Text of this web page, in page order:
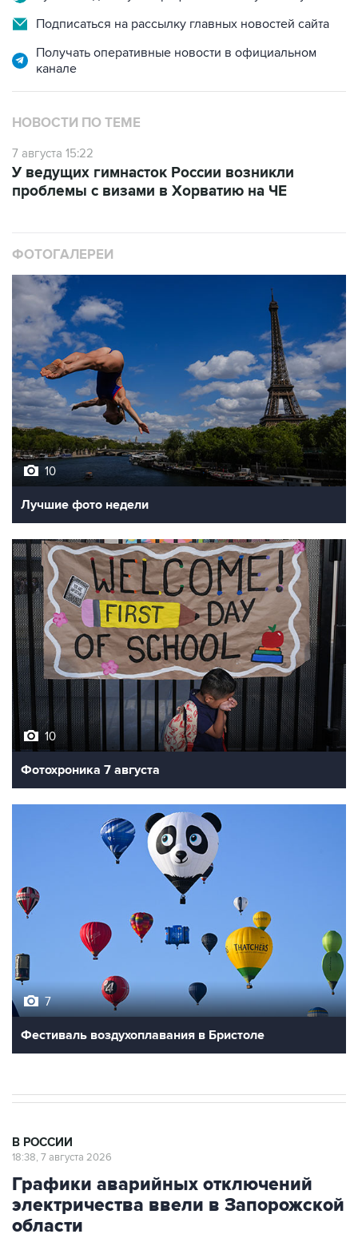
Подписаться на рассылку главных новостей сайта
Получать оперативные новости в официальном
канале
НОВОСТИ ПО ТЕМЕ
7 августа 15:22
У ведущих гимнасток России возникли
проблемы с визами в Хорватию на ЧЕ
ФОТОГАЛЕРЕИ
10
Лучшие фото недели
10
Фотохроника 7 августа
7
Фестиваль воздухоплавания в Бристоле
В РОССИИ
18:38, 7 августа 2026
Графики аварийных отключений
электричества ввели в Запорожской
области